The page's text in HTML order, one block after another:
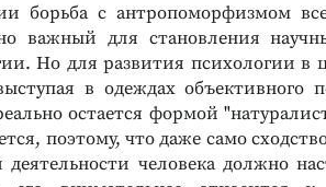
борьба с антропоморфизмом
важный для становления
Но для развития психологии в
в одеждах объективного
остается формой
поэтому, что даже само
человека должно